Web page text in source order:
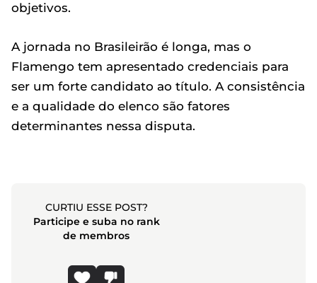
objetivos.
A jornada no Brasileirão é longa, mas o
Flamengo tem apresentado credenciais para
ser um forte candidato ao título. A consistência
e a qualidade do elenco são fatores
determinantes nessa disputa.
CURTIU ESSE POST?
Participe e suba no rank
de membros